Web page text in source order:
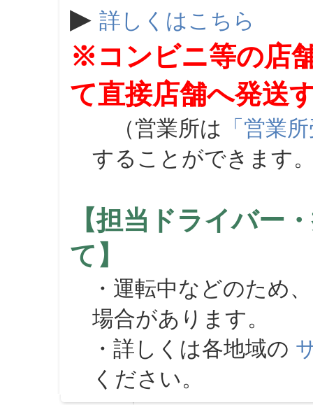
▶ 詳しくはこちら
※コンビニ等の店
て直接店舗へ発送
（営業所は 「営業
することができます
【担当ドライバー
て】
・運転中などのため
場合があります。
・詳しくは各地域の
ください。